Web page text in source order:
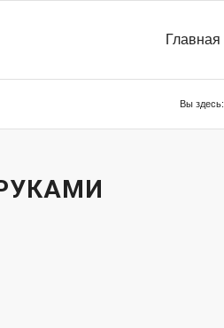
Главная
Вы здесь: